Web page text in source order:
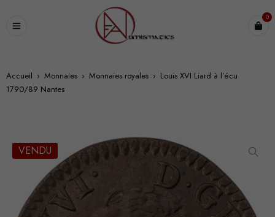
0
Accueil › Monnaies › Monnaies royales › Louis XVI Liard à l’écu
1790/89 Nantes
VENDU